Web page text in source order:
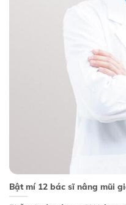
Bật mí 12 bác sĩ nâng mũi